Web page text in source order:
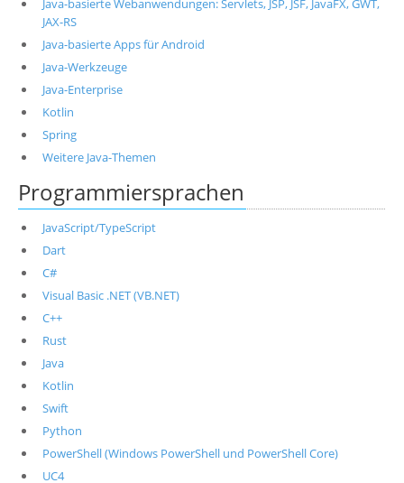
Java-basierte Webanwendungen: Servlets, JSP, JSF, JavaFX, GWT,
JAX-RS
Java-basierte Apps für Android
Java-Werkzeuge
Java-Enterprise
Kotlin
Spring
Weitere Java-Themen
Programmiersprachen
JavaScript/TypeScript
Dart
C#
Visual Basic .NET (VB.NET)
C++
Rust
Java
Kotlin
Swift
Python
PowerShell (Windows PowerShell und PowerShell Core)
UC4